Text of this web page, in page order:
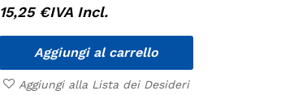
15,25 €IVA Incl.
Aggiungi al carrello
Aggiungi alla Lista dei Desideri